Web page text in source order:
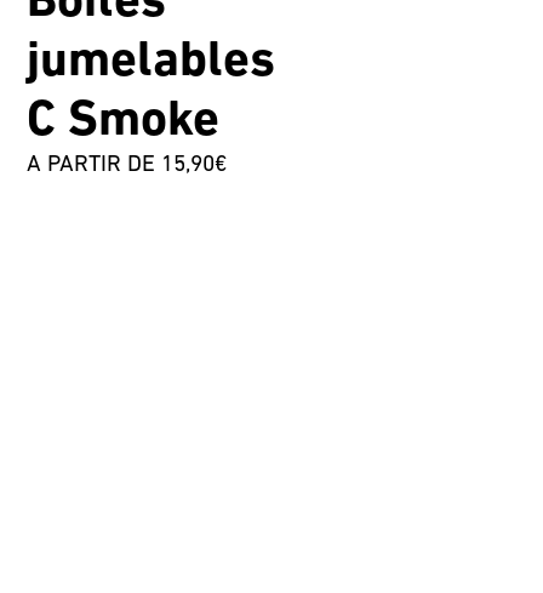
jumelables
C Smoke
A PARTIR DE 15,90€